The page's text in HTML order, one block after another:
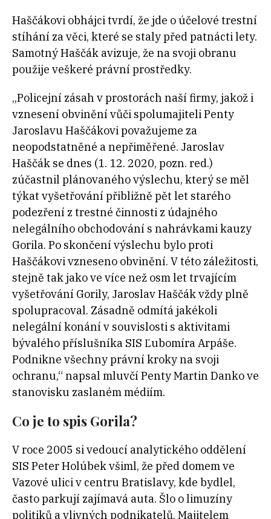
Haščákovi obhájci tvrdí, že jde o účelové trestní
stíhání za věci, které se staly před patnácti lety.
Samotný Haščák avizuje, že na svoji obranu
použije veškeré právní prostředky.
„Policejní zásah v prostorách naší firmy, jakož i
vznesení obvinění vůči spolumajiteli Penty
Jaroslavu Haščákovi považujeme za
neopodstatněné a nepřiměřené. Jaroslav
Haščák se dnes (1. 12. 2020, pozn. red.)
zúčastnil plánovaného výslechu, který se měl
týkat vyšetřování přibližně pět let starého
podezření z trestné činnosti z údajného
nelegálního obchodování s nahrávkami kauzy
Gorila. Po skončení výslechu bylo proti
Haščákovi vzneseno obvinění. V této záležitosti,
stejně tak jako ve více než osm let trvajícím
vyšetřování Gorily, Jaroslav Haščák vždy plně
spolupracoval. Zásadně odmítá jakékoli
nelegální konání v souvislosti s aktivitami
bývalého příslušníka SIS Ľubomíra Arpáše.
Podnikne všechny právní kroky na svoji
ochranu,“ napsal mluvčí Penty Martin Danko ve
stanovisku zaslaném médiím.
Co je to spis Gorila?
V roce 2005 si vedoucí analytického oddělení
SIS Peter Holúbek všiml, že před domem ve
Vazové ulici v centru Bratislavy, kde bydlel,
často parkují zajímavá auta. Šlo o limuzíny
politiků a vlivných podnikatelů. Majitelem